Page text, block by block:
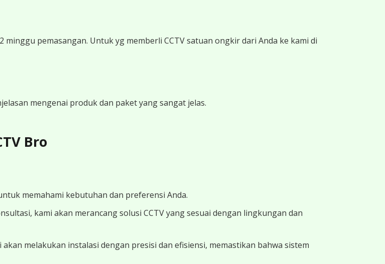
pemasangan. Untuk yg memberli CCTV satuan ongkir dari Anda ke kami di
mengenai produk dan paket yang sangat jelas.
Bro
memahami kebutuhan dan preferensi Anda.
kami akan merancang solusi CCTV yang sesuai dengan lingkungan dan
akan melakukan instalasi dengan presisi dan efisiensi, memastikan bahwa sistem